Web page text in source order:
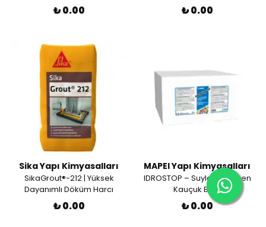
₺ 0.00 ₺ 0.00
Sika Yapı Kimyasalları
SikaGrout®-212 | Yüksek
Dayanımlı Döküm Harcı
₺ 0.00
MAPEI Yapı Kimyasalları
IDROSTOP – Suyla Genleşen
Kauçuk Bant
₺ 0.00